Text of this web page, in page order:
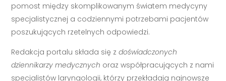
pomost między skomplikowanym światem medycyny
specjalistycznej a codziennymi potrzebami pacjentów
poszukujących rzetelnych odpowiedzi.
Redakcja portalu składa się zdoświadczonych
dziennikarzy medycznych oraz współpracujących z nami
specjalistów laryngologii, którzy przekładają najnowsze